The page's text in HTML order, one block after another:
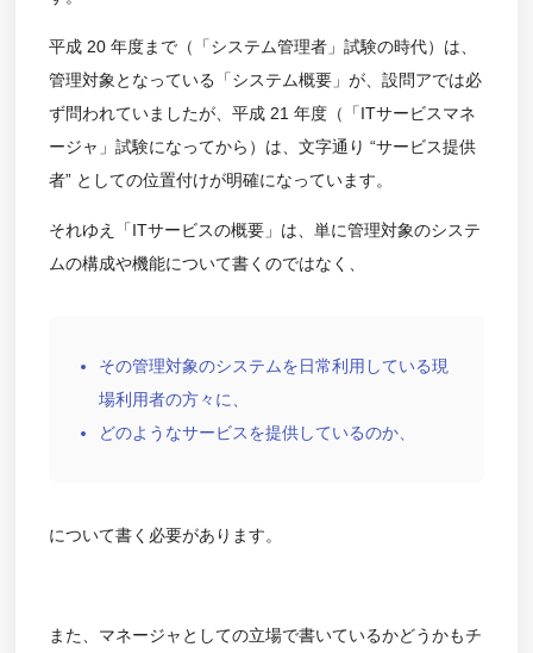
平成 20 年度まで（「システム管理者」試験の時代）は、
管理対象となっている「システム概要」が、設問アでは必
ず問われていましたが、平成 21 年度（「ITサービスマネ
ージャ」試験になってから）は、文字通り “サービス提供
者” としての位置付けが明確になっています。
それゆえ「ITサービスの概要」は、単に管理対象のシステ
ムの構成や機能について書くのではなく、
その管理対象のシステムを日常利用している現
場利用者の方々に、
どのようなサービスを提供しているのか、
について書く必要があります。
また、マネージャとしての立場で書いているかどうかもチ